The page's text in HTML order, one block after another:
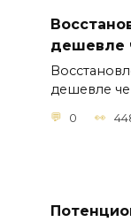
дешевле
дешевле
0